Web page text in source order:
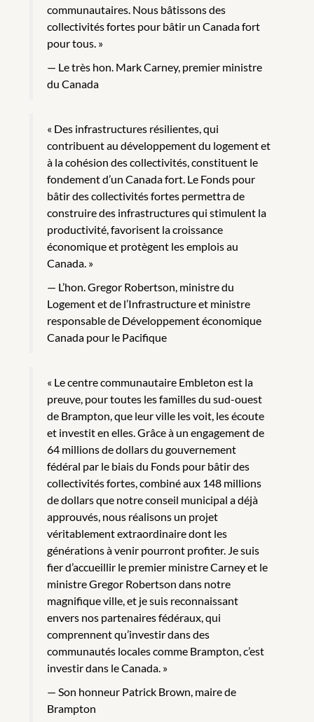
communautaires. Nous bâtissons des
collectivités fortes pour bâtir un Canada fort
pour tous. »
Le très hon. Mark Carney, premier ministre
du Canada
« Des infrastructures résilientes, qui
contribuent au développement du logement et
à la cohésion des collectivités, constituent le
fondement d’un Canada fort. Le Fonds pour
bâtir des collectivités fortes permettra de
construire des infrastructures qui stimulent la
productivité, favorisent la croissance
économique et protègent les emplois au
Canada. »
L’hon. Gregor Robertson, ministre du
Logement et de l’Infrastructure et ministre
responsable de Développement économique
Canada pour le Pacifique
« Le centre communautaire Embleton est la
preuve, pour toutes les familles du sud-ouest
de Brampton, que leur ville les voit, les écoute
et investit en elles. Grâce à un engagement de
64 millions de dollars du gouvernement
fédéral par le biais du Fonds pour bâtir des
collectivités fortes, combiné aux 148 millions
de dollars que notre conseil municipal a déjà
approuvés, nous réalisons un projet
véritablement extraordinaire dont les
générations à venir pourront profiter. Je suis
fier d’accueillir le premier ministre Carney et le
ministre Gregor Robertson dans notre
magnifique ville, et je suis reconnaissant
envers nos partenaires fédéraux, qui
comprennent qu’investir dans des
communautés locales comme Brampton, c’est
investir dans le Canada. »
Son honneur Patrick Brown, maire de
Brampton